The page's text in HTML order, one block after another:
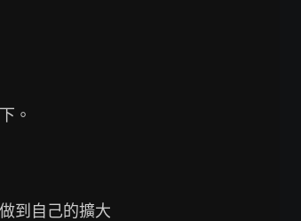
。
到自己的擴大